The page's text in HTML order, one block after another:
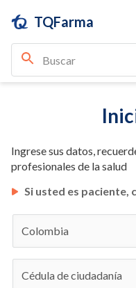
TQFarma
Ingrese sus datos,
profesionales de la salud
Si usted es paciente,